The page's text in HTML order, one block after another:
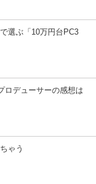
選ぶ「10万円台PC3
ロデューサーの感想は
ゃう